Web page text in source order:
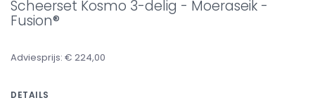
Scheerset Kosmo 3-delig - Moeraseik -
Fusion®
Adviesprijs: € 224,00
DETAILS